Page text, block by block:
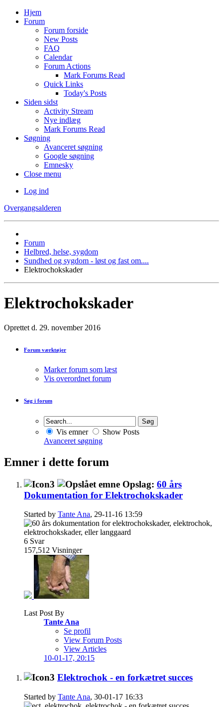
Hjem
Forum
Forum forside
New Posts
FAQ
Calendar
Forum Actions
Mark Forums Read
Quick Links
Today's Posts
Siden sidst
Activity Stream
Nye indlæg
Mark Forums Read
Søgning
Avanceret søgning
Google søgning
Emnesky
Close menu
Log ind
Overgangsalderen
Forum
Helbred, helse, sygdom
Sundhed og sygdom - løst og fast om....
Elektrochokskader
Elektrochokskader
Oprettet d. 29. november 2016
Forum værktøjer
Marker forum som læst
Vis overordnet forum
Søg i forum
Vis emner
Show Posts
Avanceret søgning
Emner i dette forum
Opslag: 60 års
Dokumentation for Elektrochokskader
Started by Tante Ana, 29-11-16 13:59
6 Svar
157,512 Visninger
Last Post By
Tante Ana
Se profil
View Forum Posts
View Articles
10-01-17, 20:15
Elektrochok - en forkætret succes
Started by Tante Ana, 30-01-17 16:33